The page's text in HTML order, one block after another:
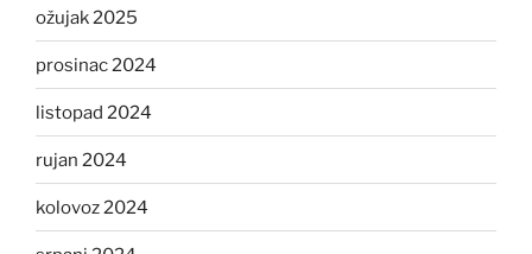
ožujak 2025
prosinac 2024
listopad 2024
rujan 2024
kolovoz 2024